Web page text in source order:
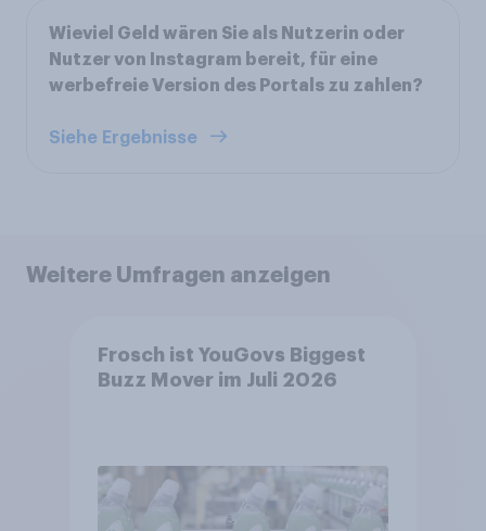
Wieviel Geld wären Sie als Nutzerin oder
Nutzer von Instagram bereit, für eine
werbefreie Version des Portals zu zahlen?
Siehe Ergebnisse
Weitere Umfragen anzeigen
Frosch ist YouGovs Biggest
Buzz Mover im Juli 2026